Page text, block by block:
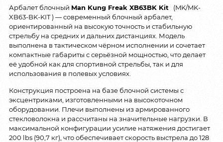
Арбалет блочный Man Kung Freak XB63BK Kit (MK/MK-
XB63-BK-KIT ) — современный блочный арбалет,
ориентированный на высокую точность и стабильную
стрельбу на средних и дальних дистанциях. Модель
выполнена в тактическом чёрном исполнении и сочетает
компактные габариты с серьёзной мощностью, что делает
её удобной как для спортивной стрельбы, так и для
использования в полевых условиях.
Конструкция построена на базе блочной системы с
эксцентриками, изготовленными на высокоточном
оборудовании. Плечи выполнены из армированного
стекловолокна и рассчитаны на значительные нагрузки. В
максимальной конфигурации усилие натяжения достигает
200 lbs (90,7 кг), что обеспечивает скорость выстрела до 128